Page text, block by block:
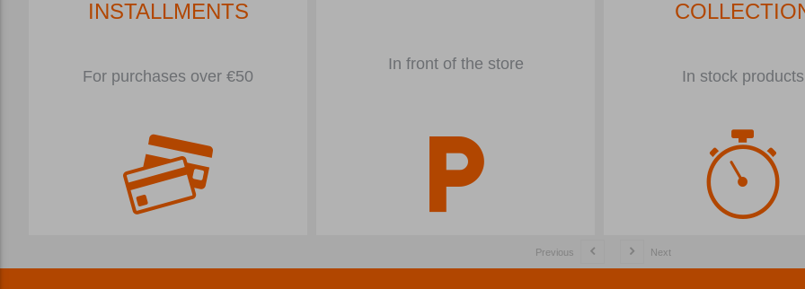
INSTALLMENTS
For purchases over €50
In front of the store
In stock products
Previous Next